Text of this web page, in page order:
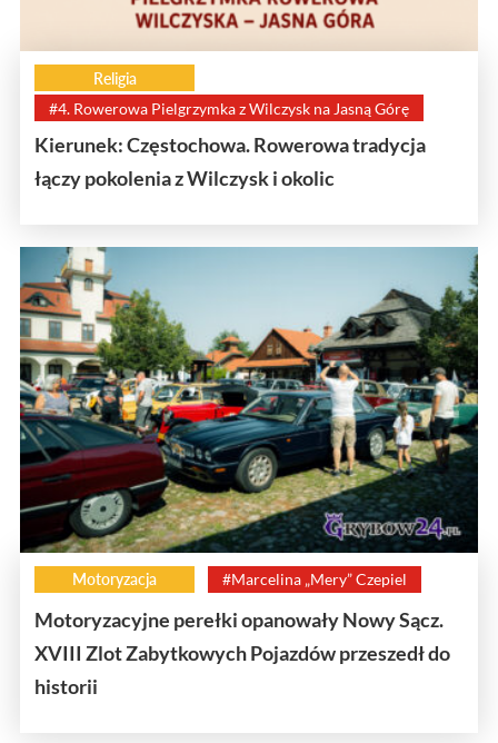
Religia
#4. Rowerowa Pielgrzymka z Wilczysk na Jasną Górę
Kierunek: Częstochowa. Rowerowa tradycja
łączy pokolenia z Wilczysk i okolic
Motoryzacja #Marcelina „Mery” Czepiel
Motoryzacyjne perełki opanowały Nowy Sącz.
XVIII Zlot Zabytkowych Pojazdów przeszedł do
historii